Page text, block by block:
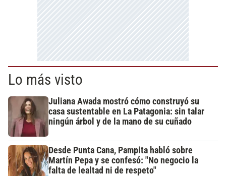
Lo más visto
Juliana Awada mostró cómo construyó su
casa sustentable en La Patagonia: sin talar
ningún árbol y de la mano de su cuñado
Desde Punta Cana, Pampita habló sobre
Martín Pepa y se confesó: "No negocio la
falta de lealtad ni de respeto"